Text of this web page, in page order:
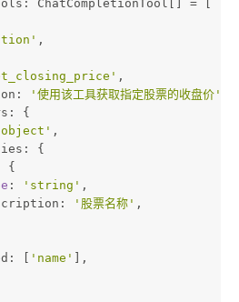
ChatCompletionTool[] = [
,
,
'使用该工具获取指定股票的收盘价'
{
,
{
{
: 'string' ,
'股票名称' ,
[
'name'
],